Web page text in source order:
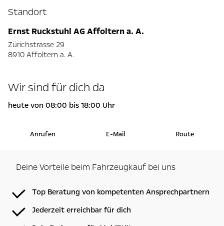
Standort
Ernst Ruckstuhl AG Affoltern a. A.
Zürichstrasse 29
8910 Affoltern a. A.
Wir sind für dich da
heute von 08:00 bis 18:00 Uhr
Anrufen E-Mail Route
Deine Vorteile beim Fahrzeugkauf bei uns
Top Beratung von kompetenten Ansprechpartnern
Jederzeit erreichbar für dich